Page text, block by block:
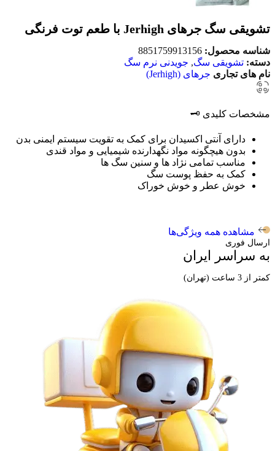
تشویقی سگ جرهای Jerhigh با طعم توت فرنگی
شناسه محصول: 8851759913156
دسته: تشویقی سگ, جویدنی نرم سگ
نام های تجاری جرهای (Jerhigh)
مشخصات کلیدی 🗝️
دارای آنتی اکسیدان برای کمک به تقویت سیستم ایمنی بدن
بدون هیچگونه مواد نگهدارنده شیمیایی و مواد قندی
مناسب تمامی نژاد ها و سنین سگ ها
کمک به حفظ پوست سگ
خوش عطر و خوش خوراک
مشاهده همه ویژگی‌ها
ارسال فوری
به سراسر ایران
کمتر از 3 ساعت (تهران)